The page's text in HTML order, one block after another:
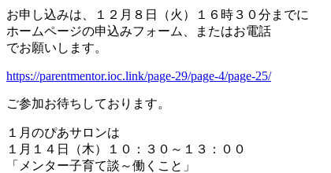
お申し込みは、１２月８日（火）１６時３０分までに
ホームページの申込みフォーム、またはお電話
でお願いします。
https://parentmentor.ioc.link/page-29/page-4/page-25/
ご参加お待ちしております。
１月のぴあサロンは
１月１４日（木）１０：３０～１３：００
「メンター子育て談～働くこと」